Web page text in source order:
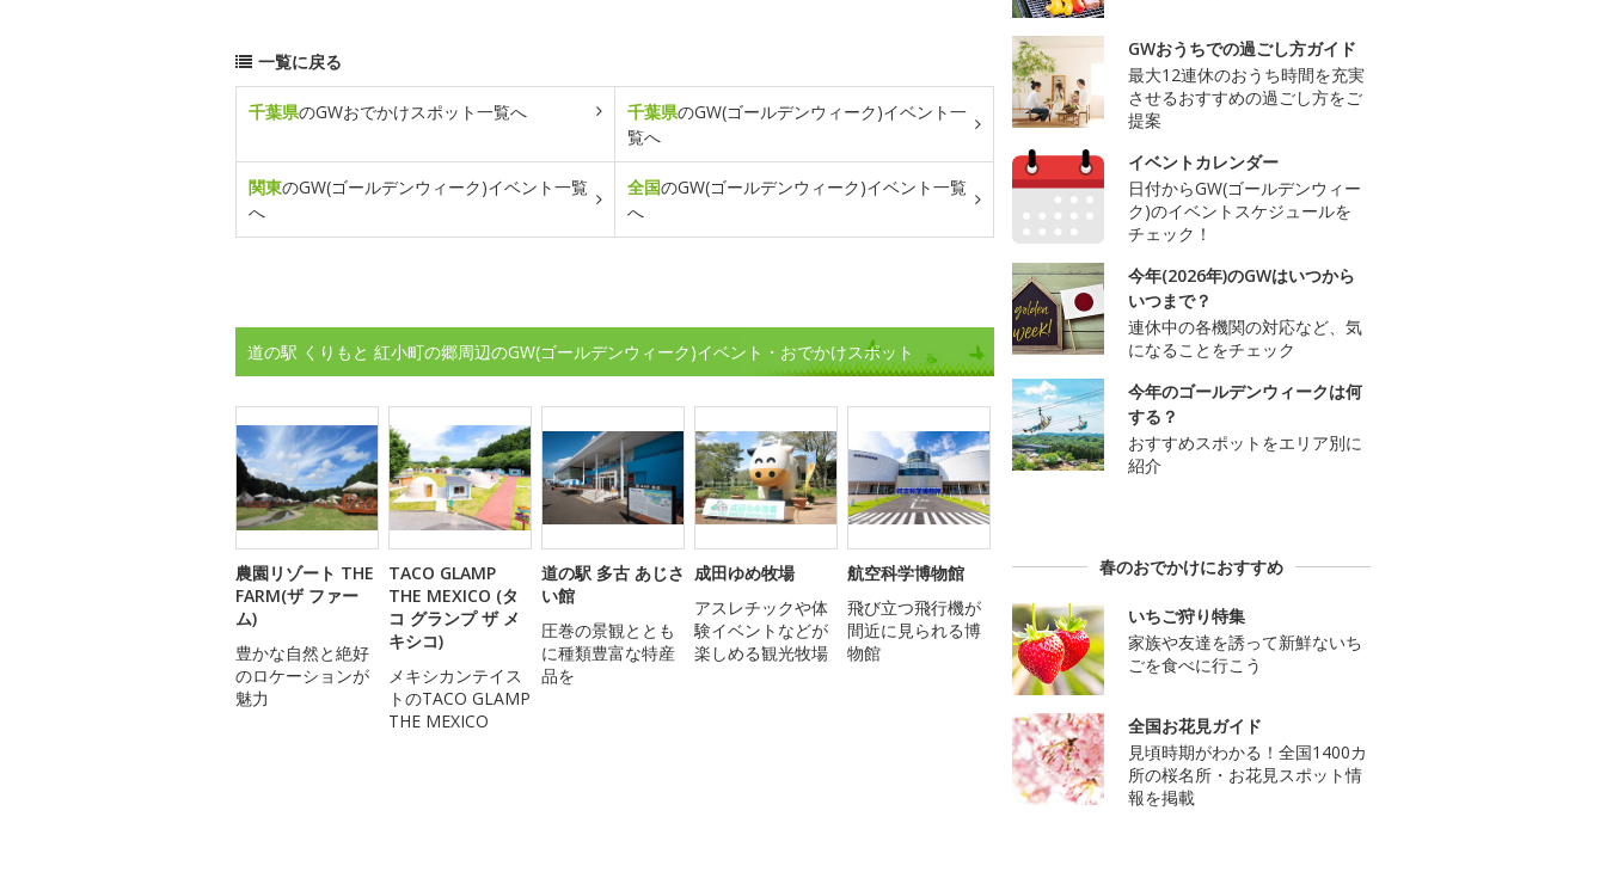
一覧に戻る
千葉県のGWおでかけスポット一覧へ 千葉県のGW(ゴールデンウィーク)イベント一
覧へ
関東のGW(ゴールデンウィーク)イベント一覧
へ
全国のGW(ゴールデンウィーク)イベント一覧
へ
道の駅 くりもと 紅小町の郷周辺のGW(ゴールデンウィーク)イベント・おでかけスポット
農園リゾート THE
FARM(ザ ファー
ム)
豊かな自然と絶好
のロケーションが
魅力
TACO GLAMP
THE MEXICO (タ
コ グランプ ザ メ
キシコ)
メキシカンテイス
トのTACO GLAMP
THE MEXICO
道の駅 多古 あじさ
い館
圧巻の景観ととも
に種類豊富な特産
品を
成田ゆめ牧場
アスレチックや体
験イベントなどが
楽しめる観光牧場
航空科学博物館
飛び立つ飛行機が
間近に見られる博
物館
GWおうちでの過ごし方ガイド
最大12連休のおうち時間を充実
させるおすすめの過ごし方をご
提案
イベントカレンダー
日付からGW(ゴールデンウィー
ク)のイベントスケジュールを
チェック！
今年(2026年)のGWはいつから
いつまで？
連休中の各機関の対応など、気
になることをチェック
今年のゴールデンウィークは何
する？
おすすめスポットをエリア別に
紹介
春のおでかけにおすすめ
いちご狩り特集
家族や友達を誘って新鮮ないち
ごを食べに行こう
全国お花見ガイド
見頃時期がわかる！全国1400カ
所の桜名所・お花見スポット情
報を掲載